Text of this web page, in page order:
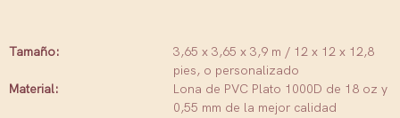
Tamaño:
3,65 x 3,65 x 3,9 m / 12 x 12 x 12,8
pies, o personalizado
Material:
Lona de PVC Plato 1000D de 18 oz y
0,55 mm de la mejor calidad